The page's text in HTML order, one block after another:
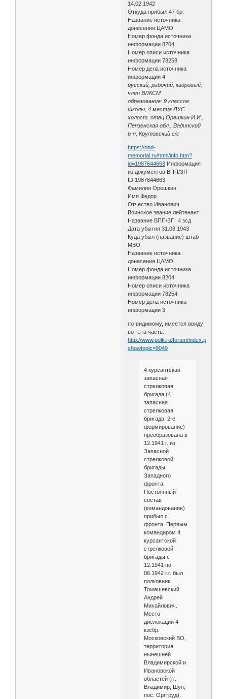
14.02.1942
Откуда прибыл 47 бр.
Название источника
донесения ЦАМО
Номер фонда источника
информации 8204
Номер описи источника
информации 78258
Номер дела источника
информации 4
русский, рабочий, кадровый,
член ВЛКСМ
образование: 9 классов
школы, 4 месяца ЛУС
холост. отец Орешкин И.И.,
Пензенская обл., Вадинский
р-н, Крутовский с/с
https://obd-
memorial.ru/html/info.htm?
id=1987644663 Информация
из документов ВПП/ЗП
ID 1987644663
Фамилия Орешкин
Имя Федор
Отчество Иванович
Воинское звание лейтенант
Название ВПП/ЗП 4 зсд
Дата убытия 31.08.1943
Куда убыл (название) штаб
МВО
Название источника
донесения ЦАМО
Номер фонда источника
информации 8204
Номер описи источника
информации 78254
Номер дела источника
информации 3
по-видимому, имеется ввиду
вот эта часть:
http://www.polk.ru/forum/index.php?
showtopic=9049
4 курсантская
запасная
стрелковая
бригада (4
запасная
стрелковая
бригада, 2-е
формирование)
преобразована в
12.1941 г. из
Запасной
стрелковой
бригады
Западного
фронта.
Постоянный
состав
(командование)
прибыл с
фронта. Первым
командиром 4
курсантской
стрелковой
бригады с
12.1941 по
06.1942 г.г. был
полковник
Томашевский
Андрей
Михайлович.
Место
дислокации 4
кзсбр:
Московский ВО,
территория
нынешней
Владимирской и
Ивановской
областей (гг.
Владимир, Шуя,
пос. Оргтруд).